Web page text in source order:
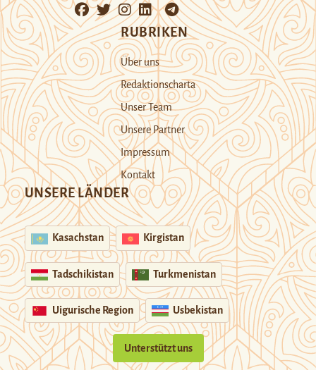
RUBRIKEN
Über uns
Redaktionscharta
Unser Team
Unsere Partner
Impressum
Kontakt
UNSERE LÄNDER
Kasachstan Kirgistan
Tadschikistan Turkmenistan
Uigurische Region Usbekistan
Unterstützt uns